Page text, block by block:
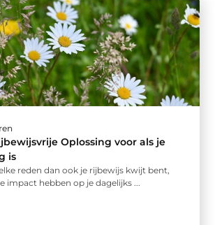
Oplossing voor als je
is
reden dan ook je rijbewijs kwijt bent,
impact hebben op je dagelijks ...